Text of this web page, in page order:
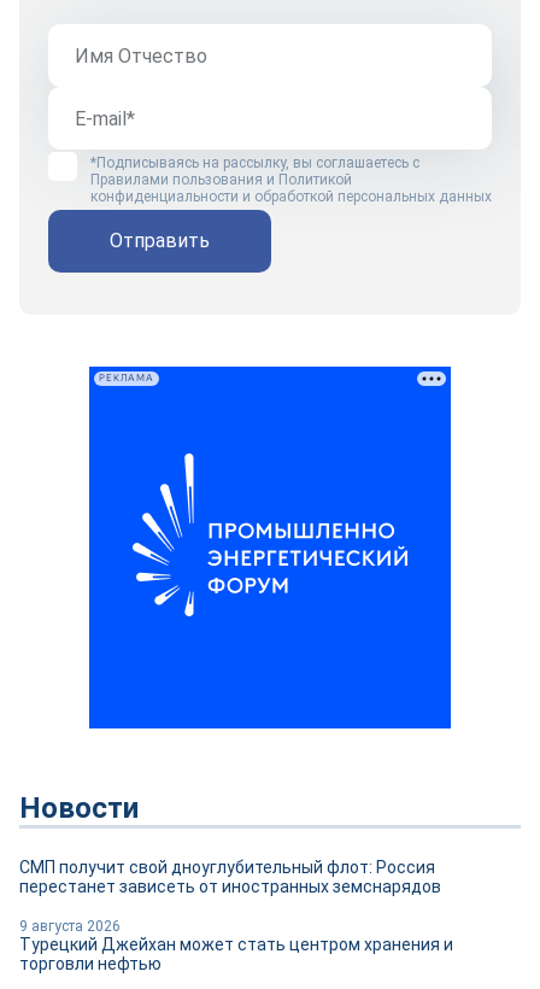
*Подписываясь на рассылку, вы соглашаетесь с
Правилами пользования и Политикой
конфиденциальности и обработкой персональных данных
Отправить
РЕКЛАМА
Новости
СМП получит свой дноуглубительный флот: Россия
перестанет зависеть от иностранных земснарядов
9 августа 2026
Турецкий Джейхан может стать центром хранения и
торговли нефтью